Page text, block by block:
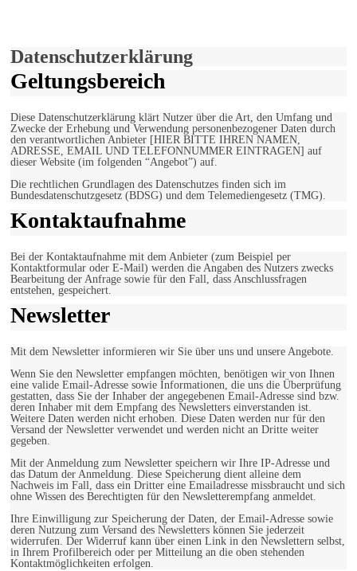
Datenschutzerklärung
Geltungsbereich
Diese Datenschutzerklärung klärt Nutzer über die Art, den Umfang und
Zwecke der Erhebung und Verwendung personenbezogener Daten durch
den verantwortlichen Anbieter [HIER BITTE IHREN NAMEN,
ADRESSE, EMAIL UND TELEFONNUMMER EINTRAGEN] auf
dieser Website (im folgenden “Angebot”) auf.
Die rechtlichen Grundlagen des Datenschutzes finden sich im
Bundesdatenschutzgesetz (BDSG) und dem Telemediengesetz (TMG).
Kontaktaufnahme
Bei der Kontaktaufnahme mit dem Anbieter (zum Beispiel per
Kontaktformular oder E-Mail) werden die Angaben des Nutzers zwecks
Bearbeitung der Anfrage sowie für den Fall, dass Anschlussfragen
entstehen, gespeichert.
Newsletter
Mit dem Newsletter informieren wir Sie über uns und unsere Angebote.
Wenn Sie den Newsletter empfangen möchten, benötigen wir von Ihnen
eine valide Email-Adresse sowie Informationen, die uns die Überprüfung
gestatten, dass Sie der Inhaber der angegebenen Email-Adresse sind bzw.
deren Inhaber mit dem Empfang des Newsletters einverstanden ist.
Weitere Daten werden nicht erhoben. Diese Daten werden nur für den
Versand der Newsletter verwendet und werden nicht an Dritte weiter
gegeben.
Mit der Anmeldung zum Newsletter speichern wir Ihre IP-Adresse und
das Datum der Anmeldung. Diese Speicherung dient alleine dem
Nachweis im Fall, dass ein Dritter eine Emailadresse missbraucht und sich
ohne Wissen des Berechtigten für den Newsletterempfang anmeldet.
Ihre Einwilligung zur Speicherung der Daten, der Email-Adresse sowie
deren Nutzung zum Versand des Newsletters können Sie jederzeit
widerrufen. Der Widerruf kann über einen Link in den Newslettern selbst,
in Ihrem Profilbereich oder per Mitteilung an die oben stehenden
Kontaktmöglichkeiten erfolgen.